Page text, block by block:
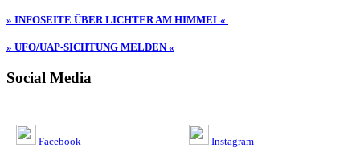
» INFOSEITE ÜBER LICHTER AM HIMMEL«
» UFO/UAP-SICHTUNG MELDEN «
Social Media
Facebook Instagram